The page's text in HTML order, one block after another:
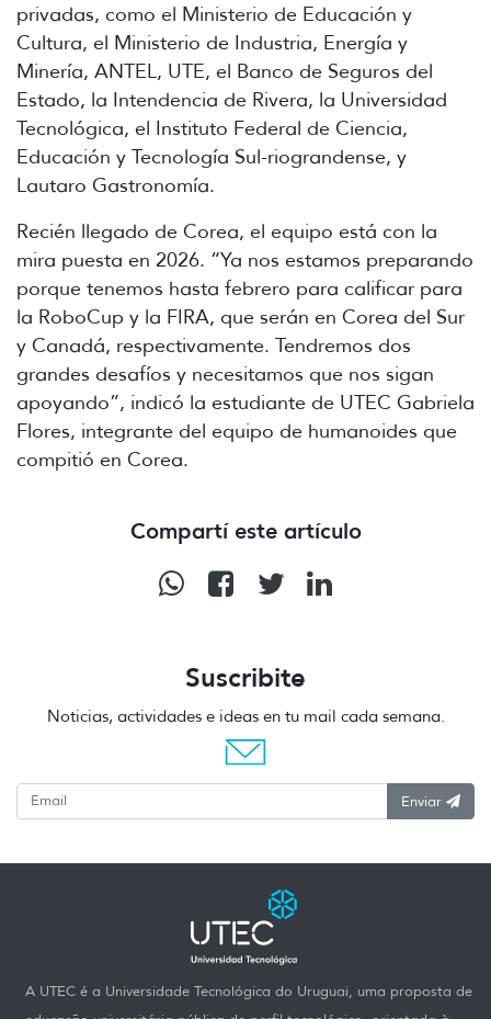
privadas, como el Ministerio de Educación y
Cultura, el Ministerio de Industria, Energía y
Minería, ANTEL, UTE, el Banco de Seguros del
Estado, la Intendencia de Rivera, la Universidad
Tecnológica, el Instituto Federal de Ciencia,
Educación y Tecnología Sul-riograndense, y
Lautaro Gastronomía.
Recién llegado de Corea, el equipo está con la
mira puesta en 2026. “Ya nos estamos preparando
porque tenemos hasta febrero para calificar para
la RoboCup y la FIRA, que serán en Corea del Sur
y Canadá, respectivamente. Tendremos dos
grandes desafíos y necesitamos que nos sigan
apoyando”, indicó la estudiante de UTEC Gabriela
Flores, integrante del equipo de humanoides que
compitió en Corea.
Compartí este artículo
Suscribite
Noticias, actividades e ideas en tu mail cada semana.
Enviar
A UTEC é a Universidade Tecnológica do Uruguai, uma proposta de